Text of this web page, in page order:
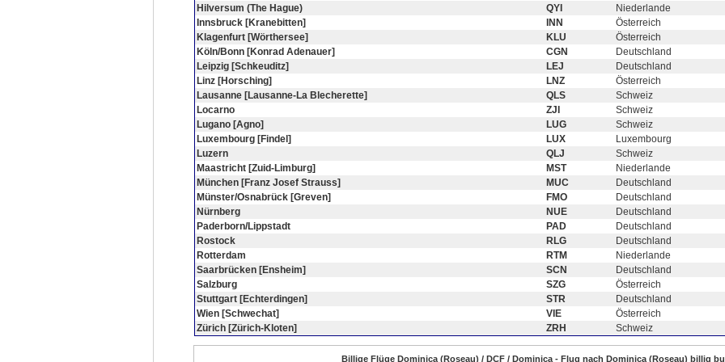
Hilversum (The Hague)
QYI
Niederlande
Innsbruck [Kranebitten]
INN
Österreich
Klagenfurt [Wörthersee]
KLU
Österreich
Köln/Bonn [Konrad Adenauer]
CGN
Deutschland
Leipzig [Schkeuditz]
LEJ
Deutschland
Linz [Horsching]
LNZ
Österreich
Lausanne [Lausanne-La Blecherette]
QLS
Schweiz
Locarno
ZJI
Schweiz
Lugano [Agno]
LUG
Schweiz
Luxembourg [Findel]
LUX
Luxembourg
Luzern
QLJ
Schweiz
Maastricht [Zuid-Limburg]
MST
Niederlande
München [Franz Josef Strauss]
MUC
Deutschland
Münster/Osnabrück [Greven]
FMO
Deutschland
Nürnberg
NUE
Deutschland
Paderborn/Lippstadt
PAD
Deutschland
Rostock
RLG
Deutschland
Rotterdam
RTM
Niederlande
Saarbrücken [Ensheim]
SCN
Deutschland
Salzburg
SZG
Österreich
Stuttgart [Echterdingen]
STR
Deutschland
Wien [Schwechat]
VIE
Österreich
Zürich [Zürich-Kloten]
ZRH Schweiz
Billige Flüge Dominica (Roseau) / DCF / Dominica - Flug nach Dominica (Roseau) billig